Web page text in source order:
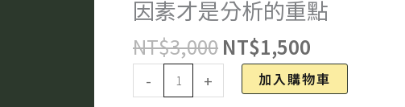
因素才是分析的重點
NT$3,000
NT$3,000。
NT$1,500
NT$1,500。
-
資
標
｜
+ 加入購物車